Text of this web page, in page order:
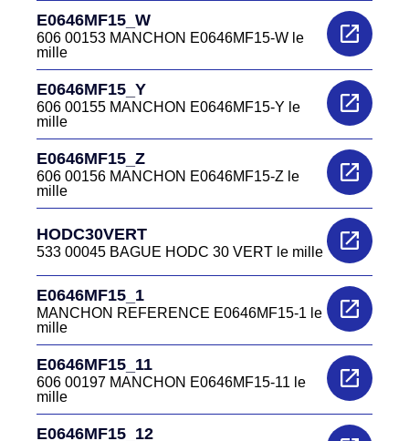
E0646MF15_W
606 00153 MANCHON E0646MF15-W le
mille
E0646MF15_Y
606 00155 MANCHON E0646MF15-Y le
mille
E0646MF15_Z
606 00156 MANCHON E0646MF15-Z le
mille
HODC30VERT
533 00045 BAGUE HODC 30 VERT le mille
E0646MF15_1
MANCHON REFERENCE E0646MF15-1 le
mille
E0646MF15_11
606 00197 MANCHON E0646MF15-11 le
mille
E0646MF15_12